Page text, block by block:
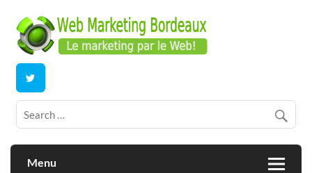
content
Webmarketing Bordeaux
E-commerce | ERP/CRM Dolibarr | Bordeaux
Menu